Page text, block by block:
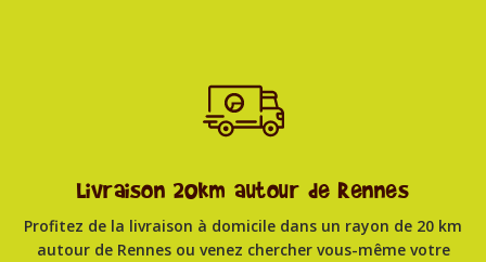
Livraison 20km autour de Rennes
Profitez de la livraison à domicile dans un rayon de 20 km
autour de Rennes ou venez chercher vous-même votre